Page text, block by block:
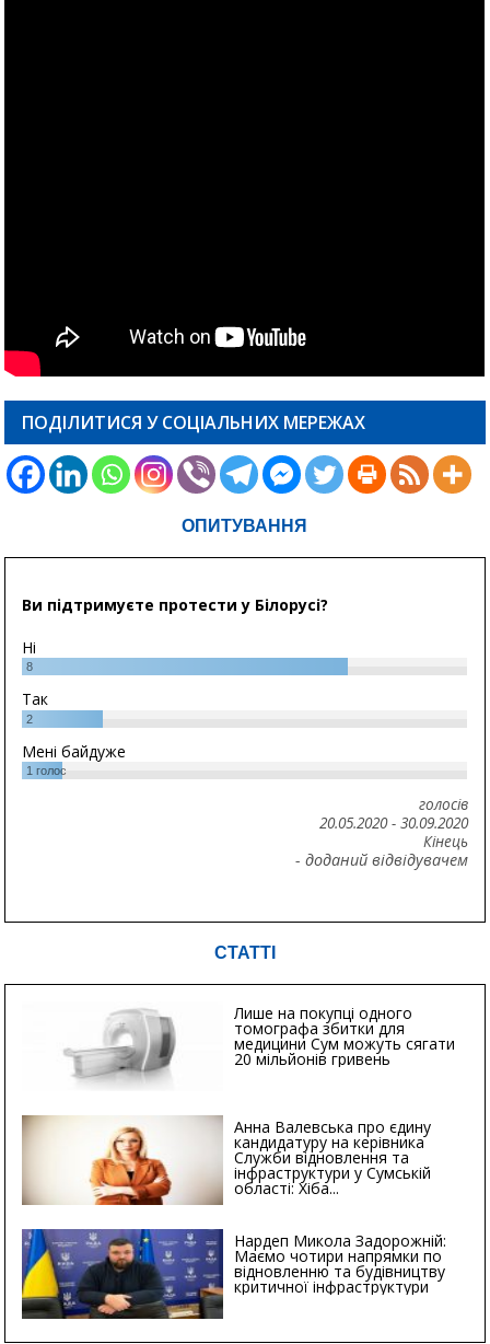
ПОДІЛИТИСЯ У СОЦІАЛЬНИХ МЕРЕЖАХ
ОПИТУВАННЯ
Ви підтримуєте протести у Білорусі?
Ні
8
Так
2
Мені байдуже
1 голос
голосів
20.05.2020- 30.09.2020
Кінець
- доданий відвідувачем
СТАТТІ
Лише на покупці одного
томографа збитки для
медицини Сум можуть сягати
20 мільйонів гривень
Анна Валевська про єдину
кандидатуру на керівника
Служби відновлення та
інфраструктури у Сумській
області: Хіба...
Нардеп Микола Задорожній:
Маємо чотири напрямки по
відновленню та будівництву
критичної інфраструктури